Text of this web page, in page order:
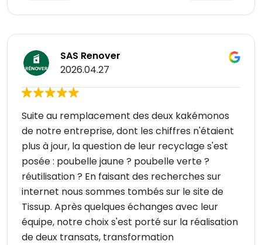
SAS Renover
2026.04.27
Suite au remplacement des deux kakémonos
de notre entreprise, dont les chiffres n'étaient
plus à jour, la question de leur recyclage s'est
posée : poubelle jaune ? poubelle verte ?
réutilisation ? En faisant des recherches sur
internet nous sommes tombés sur le site de
Tissup. Après quelques échanges avec leur
équipe, notre choix s'est porté sur la réalisation
de deux transats, transformation